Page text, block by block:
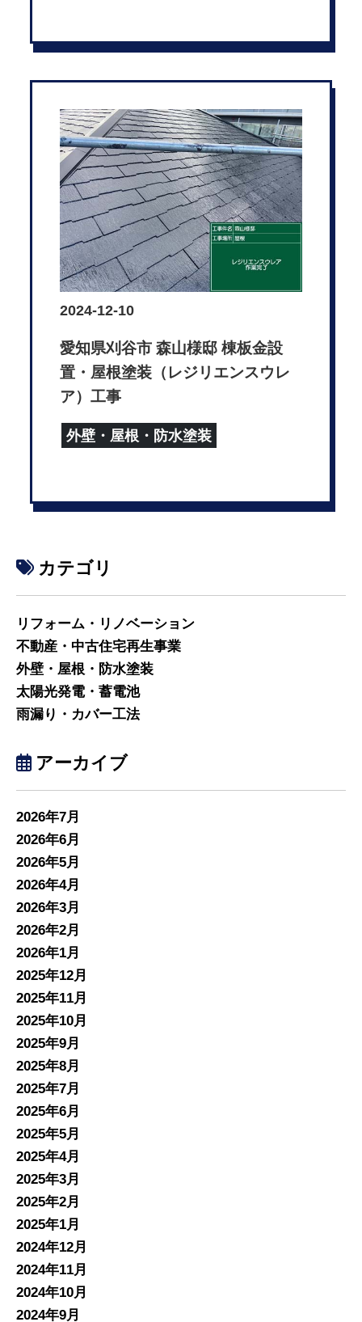
2024-12-10
愛知県刈谷市 森山様邸 棟板金設
置・屋根塗装（レジリエンスウレ
ア）工事
外壁・屋根・防水塗装
カテゴリ
リフォーム・リノベーション
不動産・中古住宅再生事業
外壁・屋根・防水塗装
太陽光発電・蓄電池
雨漏り・カバー工法
アーカイブ
2026年7月
2026年6月
2026年5月
2026年4月
2026年3月
2026年2月
2026年1月
2025年12月
2025年11月
2025年10月
2025年9月
2025年8月
2025年7月
2025年6月
2025年5月
2025年4月
2025年3月
2025年2月
2025年1月
2024年12月
2024年11月
2024年10月
2024年9月